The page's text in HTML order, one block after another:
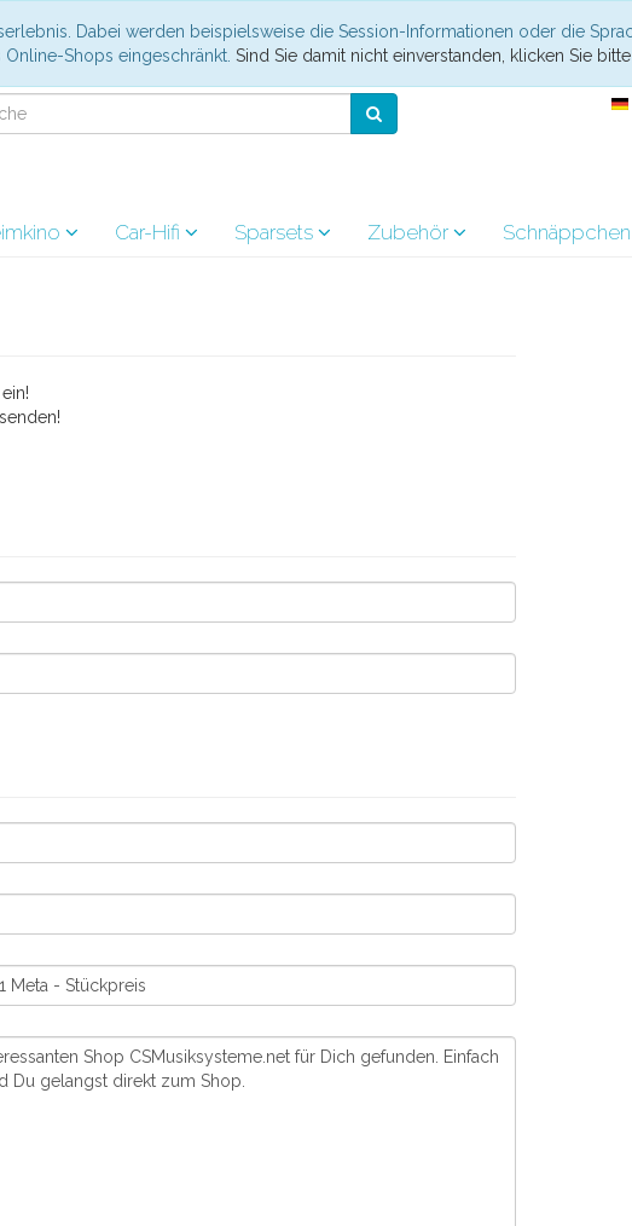
Dabei werden beispielsweise die Session-Informationen oder die
Shops eingeschränkt. Sind Sie damit nicht einverstanden, klicken Sie bitte
Car-Hifi Sparsets Zubehör Schnäppchen